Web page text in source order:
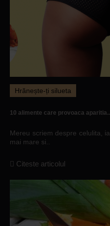
Hrănește-ți silueta
10 alimente care provoaca aparitia..
Mereu scriem despre celulita,
mai mare si..
Citeste articolul